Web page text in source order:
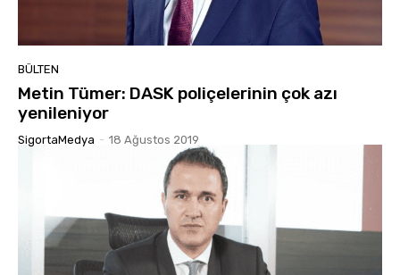
BÜLTEN
Metin Tümer: DASK poliçelerinin çok azı
yenileniyor
SigortaMedya - 18 Ağustos 2019